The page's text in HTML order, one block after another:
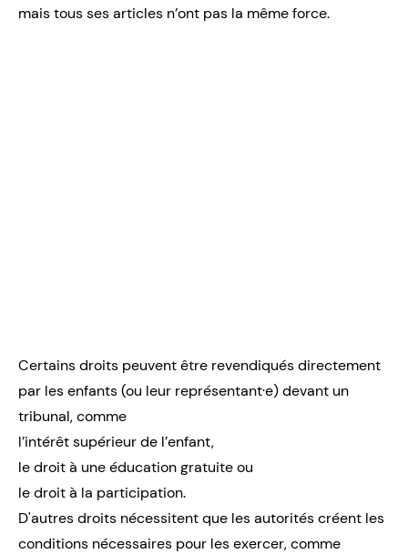
mais tous ses articles n’ont pas la même force.
Certains droits peuvent être revendiqués directement
par les enfants (ou leur représentant·e) devant un
tribunal, comme
l’intérêt supérieur de l’enfant,
le droit à une éducation gratuite ou
le droit à la participation.
D'autres droits nécessitent que les autorités créent les
conditions nécessaires pour les exercer, comme